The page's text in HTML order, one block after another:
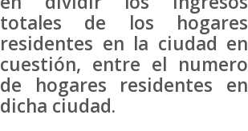
totales de los hogares
residentes en la ciudad en
cuestión, entre el numero
de hogares residentes en
dicha ciudad.